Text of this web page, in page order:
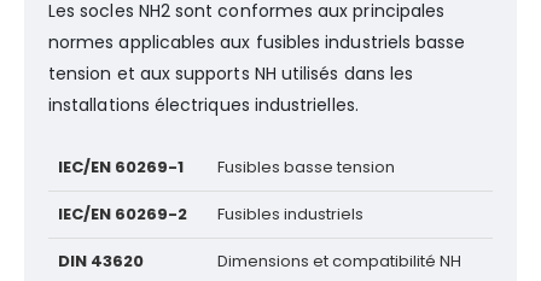
Les socles NH2 sont conformes aux principales
normes applicables aux fusibles industriels basse
tension et aux supports NH utilisés dans les
installations électriques industrielles.
IEC/EN 60269-1 Fusibles basse tension
IEC/EN 60269-2 Fusibles industriels
DIN 43620 Dimensions et compatibilité NH